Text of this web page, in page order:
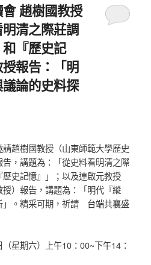
趙樹國教授
清之際莊調
『歷史記
報告：「明
論的史料探
趙樹國教授（山東師範大學歷史
，講題為：「從史料看明清之際
史記憶』」；以及連啟元教授
授）報告，講題為：「明代『縱
」。精采可期，祈請 台端共襄盛
星期六）上午10：00~下午14：